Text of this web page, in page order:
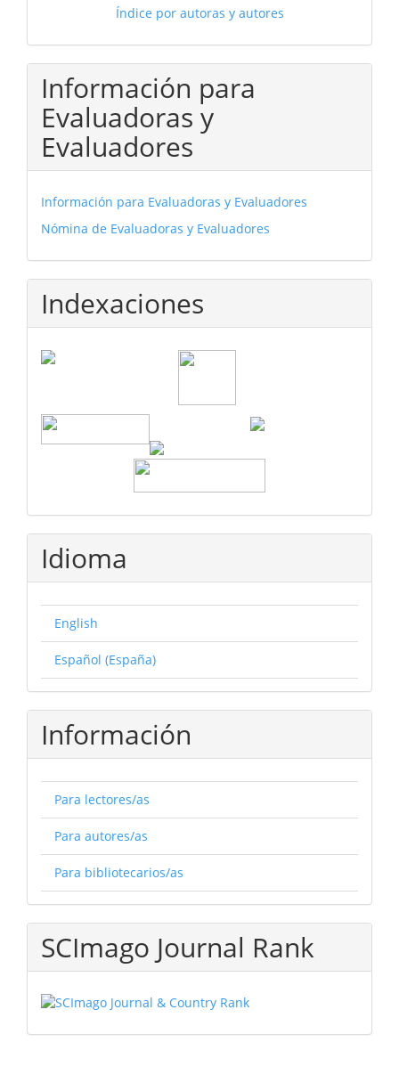
Índice por autoras y autores
Información para
Evaluadoras y
Evaluadores
Información para Evaluadoras y Evaluadores
Nómina de Evaluadoras y Evaluadores
Indexaciones
Idioma
English
Español (España)
Información
Para lectores/as
Para autores/as
Para bibliotecarios/as
SCImago Journal Rank